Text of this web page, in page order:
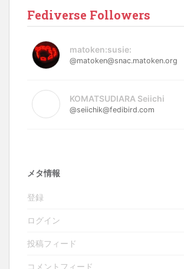
Fediverse Followers
matoken:susie:
@matoken@snac.matoken.org
KOMATSUDIARA Seiichi
@seiichik@fedibird.com
メタ情報
登録
ログイン
投稿フィード
コメントフィード